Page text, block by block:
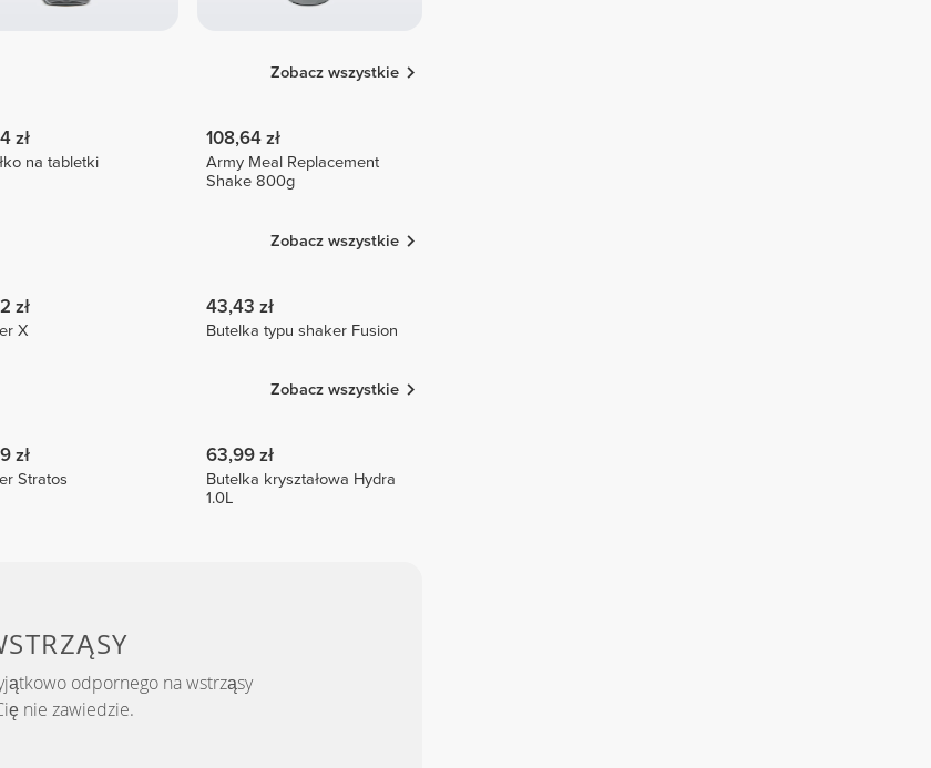
Zobacz wszystkie
zł
na tabletki
108,64 zł
Army Meal Replacement
Shake 800g
Zobacz wszystkie
zł
X
43,43 zł
Butelka typu shaker Fusion
Zobacz wszystkie
zł
Stratos
63,99 zł
Butelka kryształowa Hydra
1.0L
odpornego na wstrząsy
nie zawiedzie.